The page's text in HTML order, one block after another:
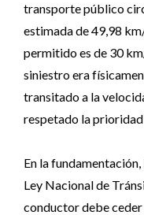
transporte público
estimada de 49,98
permitido es de 30
siniestro era
transitado a la
respetado la prioridad
En la
Ley Nacional de
conductor debe ceder